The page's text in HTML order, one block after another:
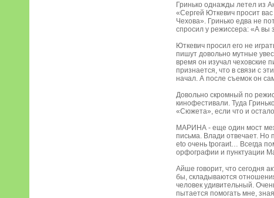
Гринько однажды летел из
«Сергей Юткевич просит
Чехова». Гринько едва не
спросил у режиссера: «А вы
Юткевич просил его не
пишут довольно мутные
время он изучал чеховские
признается, что в связи с
начал. А после съемок он
Довольно скромный по
кинофестивали. Туда
«Сюжета», если что и
МАРИНА - еще один мост
письма. Влади отвечает. Но
еto очень tpoгаиt… Всегда
орфографии и пунктуации
Айше говорит, что сегодня
бы, складываются
человек удивительный.
пытается помогать мне,